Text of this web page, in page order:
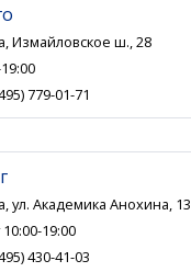
Измайловское ш., 28
779-01-71
ул. Академика Анохина, 13
19:00
430-41-03